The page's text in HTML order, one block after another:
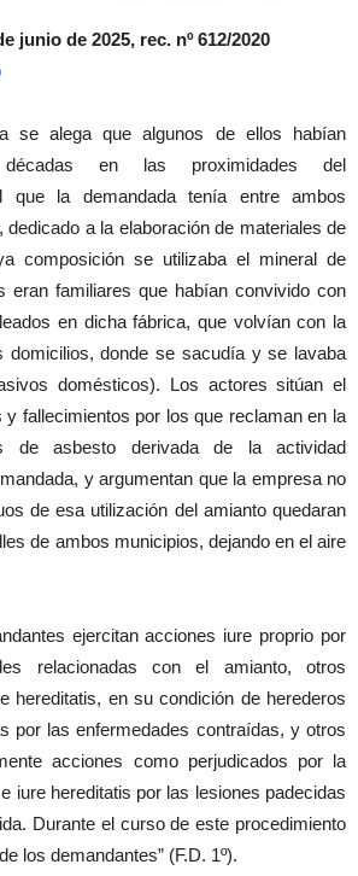
junio de 2025, rec. nº 612/2020
se alega que algunos de ellos habían
décadas en las proximidades del
que la demandada tenía entre ambos
a la elaboración de materiales de
composición se utilizaba el mineral de
familiares que habían convivido con
en dicha fábrica, que volvían con la
domicilios, donde se sacudía y se lavaba
domésticos). Los actores sitúan el
y fallecimientos por los que reclaman en la
de asbesto derivada de la actividad
y argumentan que la empresa no
de esa utilización del amianto quedaran
de ambos municipios, dejando en el aire
ejercitan acciones iure proprio por
relacionadas con el amianto, otros
hereditatis, en su condición de herederos
por las enfermedades contraídas, y otros
acciones como perjudicados por la
iure hereditatis por las lesiones padecidas
Durante el curso de este procedimiento
los demandantes” (F.D. 1º).